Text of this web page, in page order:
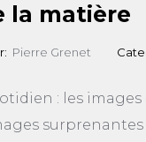
la matière
Pierre Grenet
: les images